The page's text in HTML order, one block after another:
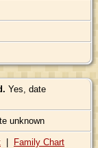
Yes, date
unknown
| Family Chart